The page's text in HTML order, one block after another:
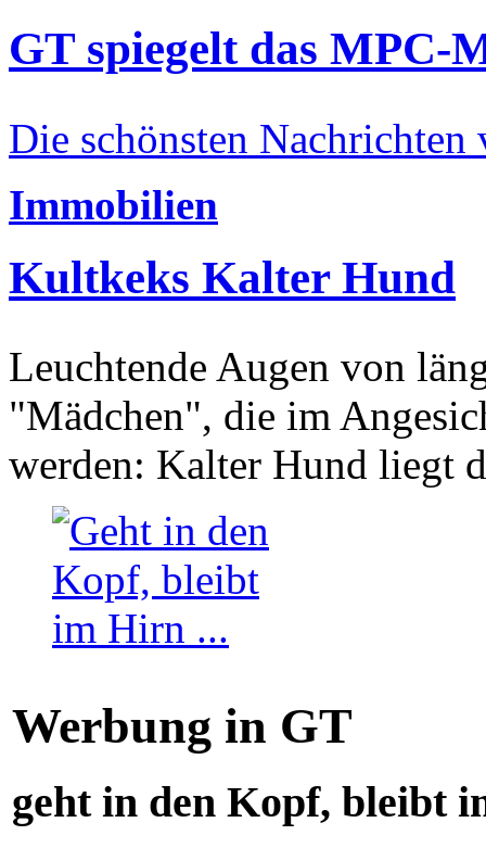
GT spiegelt das MPC-
Die schönsten Nachrichten
Immobilien
Kultkeks Kalter Hund
Leuchtende Augen von
"Mädchen", die im
werden: Kalter Hund liegt
Werbung in GT
geht in den Kopf, bleibt